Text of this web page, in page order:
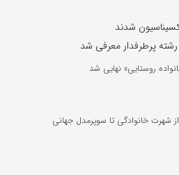
روستایی» نهایی شد
شهرت خانوادگی تا سوپرمدل جهانی